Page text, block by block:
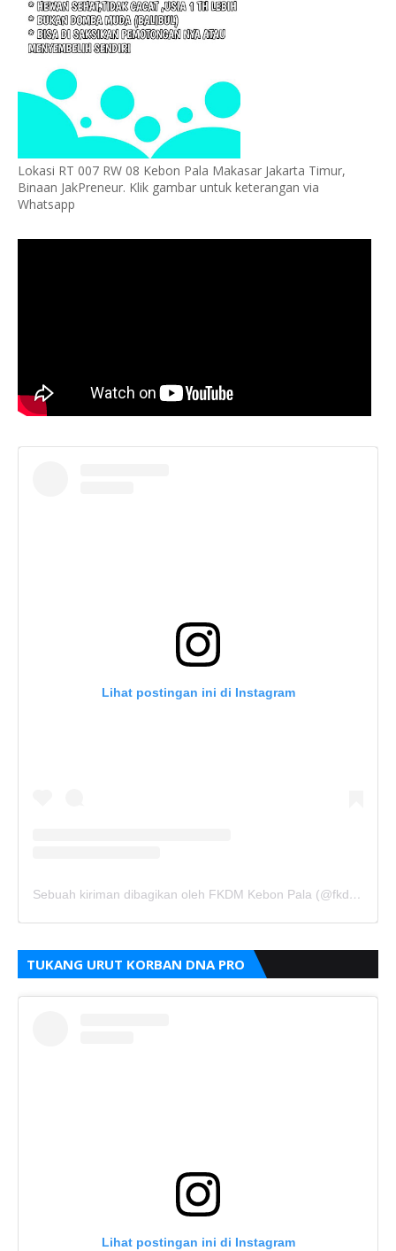
Lokasi RT 007 RW 08 Kebon Pala Makasar Jakarta Timur,
Binaan JakPreneur. Klik gambar untuk keterangan via
Whatsapp
Lihat postingan ini di Instagram
Sebuah kiriman dibagikan oleh FKDM Kebon Pala (@fkdm_kebonpala)
TUKANG URUT KORBAN DNA PRO
Lihat postingan ini di Instagram